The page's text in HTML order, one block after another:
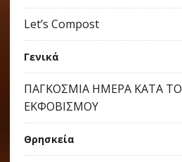
Let’s Compost
Γενικά
ΠΑΓΚΟΣΜΙΑ ΗΜΕΡΑ ΚΑΤΑ
ΕΚΦΟΒΙΣΜΟΥ
Θρησκεία